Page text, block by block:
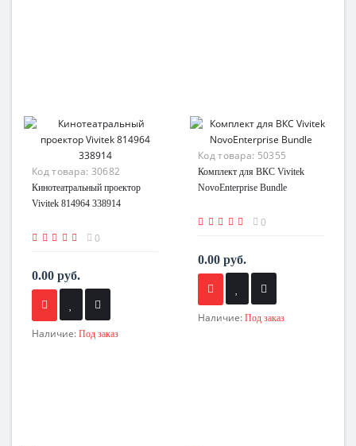
Код товара: 30682
Кинотеатральный проектор
Vivitek 814964 338914
0
0.00 руб.
Наличие: Под заказ
Код товара: 50355
Комплект для ВКС Vivitek
NovoEnterprise Bundle
0
0.00 руб.
Наличие: Под заказ